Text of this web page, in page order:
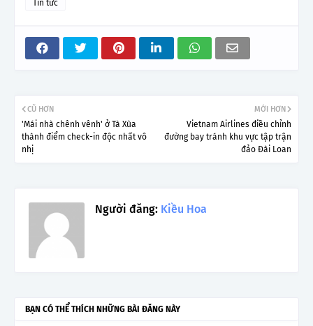
Tin tức
MỚI HƠN
Vietnam Airlines điều chỉnh
đường bay tránh khu vực tập trận
đảo Đài Loan
CŨ HƠN
'Mái nhà chênh vênh' ở Tà Xùa
thành điểm check-in độc nhất vô
nhị
Người đăng: Kiều Hoa
BẠN CÓ THỂ THÍCH NHỮNG BÀI ĐĂNG NÀY